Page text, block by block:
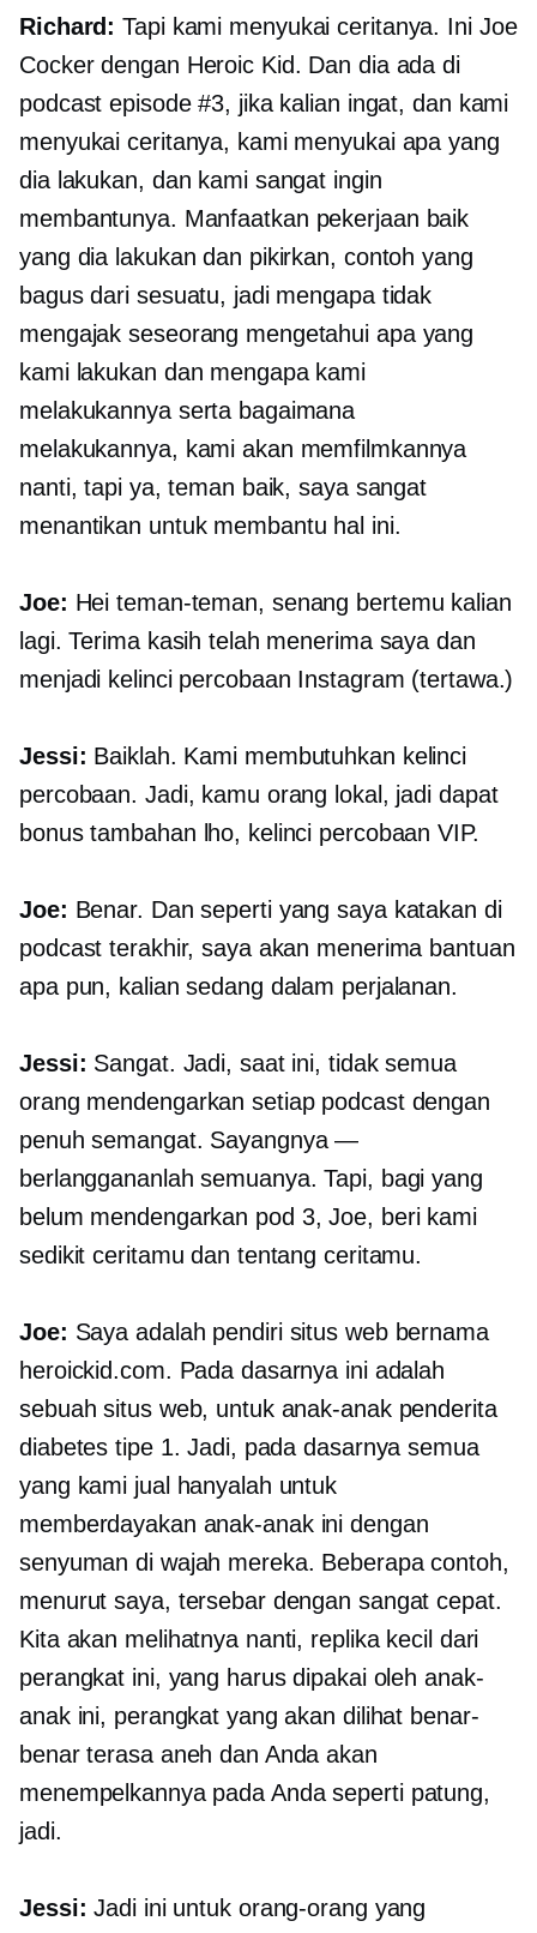
Richard: Tapi kami menyukai ceritanya. Ini Joe
Cocker dengan Heroic Kid. Dan dia ada di
podcast episode #3, jika kalian ingat, dan kami
menyukai ceritanya, kami menyukai apa yang
dia lakukan, dan kami sangat ingin
membantunya. Manfaatkan pekerjaan baik
yang dia lakukan dan pikirkan, contoh yang
bagus dari sesuatu, jadi mengapa tidak
mengajak seseorang mengetahui apa yang
kami lakukan dan mengapa kami
melakukannya serta bagaimana
melakukannya, kami akan memfilmkannya
nanti, tapi ya, teman baik, saya sangat
menantikan untuk membantu hal ini.
Joe: Hei teman-teman, senang bertemu kalian
lagi. Terima kasih telah menerima saya dan
menjadi kelinci percobaan Instagram (tertawa.)
Jessi: Baiklah. Kami membutuhkan kelinci
percobaan. Jadi, kamu orang lokal, jadi dapat
bonus tambahan lho, kelinci percobaan VIP.
Joe: Benar. Dan seperti yang saya katakan di
podcast terakhir, saya akan menerima bantuan
apa pun, kalian sedang dalam perjalanan.
Jessi: Sangat. Jadi, saat ini, tidak semua
orang mendengarkan setiap podcast dengan
penuh semangat. Sayangnya —
berlanggananlah semuanya. Tapi, bagi yang
belum mendengarkan pod 3, Joe, beri kami
sedikit ceritamu dan tentang ceritamu.
Joe: Saya adalah pendiri situs web bernama
heroickid.com. Pada dasarnya ini adalah
sebuah situs web, untuk anak-anak penderita
diabetes tipe 1. Jadi, pada dasarnya semua
yang kami jual hanyalah untuk
memberdayakan anak-anak ini dengan
senyuman di wajah mereka. Beberapa contoh,
menurut saya, tersebar dengan sangat cepat.
Kita akan melihatnya nanti, replika kecil dari
perangkat ini, yang harus dipakai oleh anak-
anak ini, perangkat yang akan dilihat benar-
benar terasa aneh dan Anda akan
menempelkannya pada Anda seperti patung,
jadi.
Jessi: Jadi ini untuk orang-orang yang